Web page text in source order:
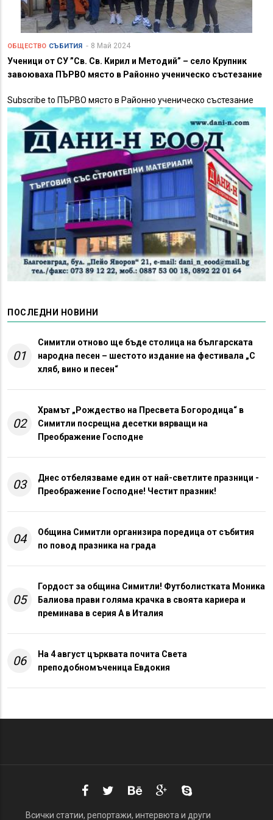
ОБЩЕСТВО СЪБИТИЯ 8 Май 2024
Ученици от СУ ”Св. Св. Кирил и Методий” – село Крупник
завоюваха ПЪРВО място в Районно ученическо състезание
Subscribe to ПЪРВО място в Районно ученическо състезание
ПОСЛЕДНИ НОВИНИ
01
Симитли отново ще бъде столица на българската
народна песен – шестото издание на фестивала „С
хляб, вино и песен“
02
Храмът „Рождество на Пресвета Богородица“ в
Симитли посрещна десетки вярващи на
Преображение Господне
03
Днес отбелязваме един от най-светлите празници -
Преображение Господне! Честит празник!
04
Община Симитли организира поредица от събития
по повод празника на града
05
Гордост за община Симитли! Футболистката Моника
Балиова прави голяма крачка в своята кариера и
преминава в серия А в Италия
06
На 4 август църквата почита Света
преподобномъченица Евдокия
Всички статии, репортажи, интервюта и други